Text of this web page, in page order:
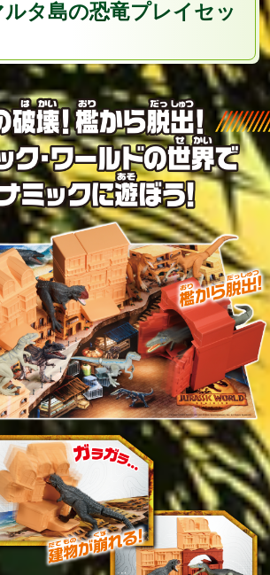
タ島の恐竜プレイセッ